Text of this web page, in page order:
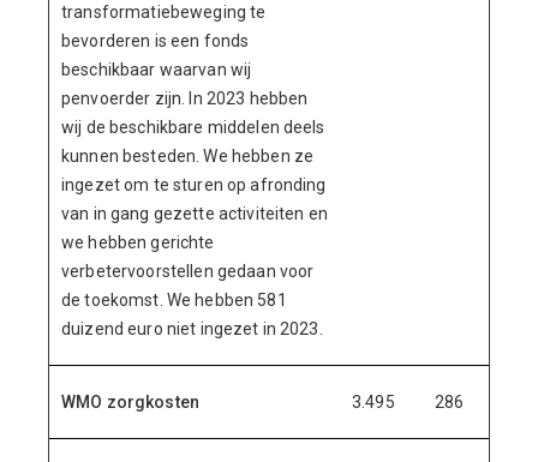
transformatiebeweging te
bevorderen is een fonds
beschikbaar waarvan wij
penvoerder zijn. In 2023 hebben
wij de beschikbare middelen deels
kunnen besteden. We hebben ze
ingezet om te sturen op afronding
van in gang gezette activiteiten en
we hebben gerichte
verbetervoorstellen gedaan voor
de toekomst. We hebben 581
duizend euro niet ingezet in 2023.
WMO zorgkosten 3.495 286